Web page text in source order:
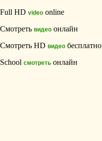
Full HD video online
Смотреть видео онлайн
Смотреть HD видео бесплатно
School смотреть онлайн